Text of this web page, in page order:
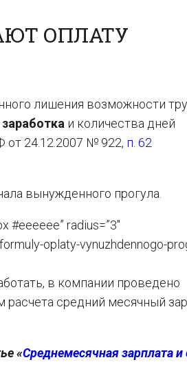
ОПЛАТУ
лишения возможности
и количества дней
от 24.12.2007 № 922, п. 62
вынужденного прогула.
#eeeeee” radius=”3″
oplaty-vynuzhdennogo-
в компании проведено
средний месячный
«Среднемесячная зарплата и